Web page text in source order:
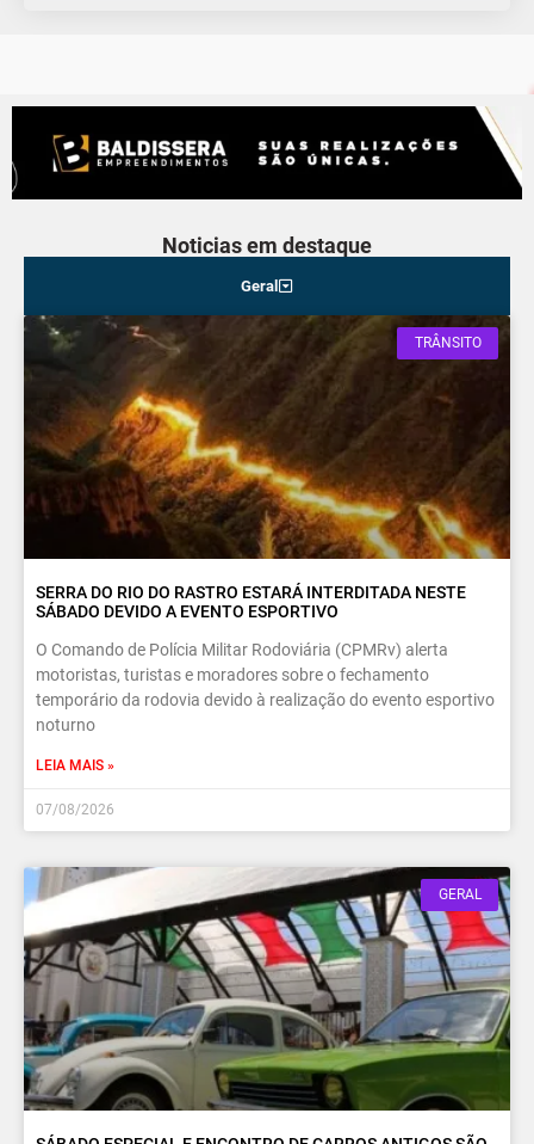
Noticias em destaque
Geral
TRÂNSITO
SERRA DO RIO DO RASTRO ESTARÁ INTERDITADA NESTE
SÁBADO DEVIDO A EVENTO ESPORTIVO
O Comando de Polícia Militar Rodoviária (CPMRv) alerta
motoristas, turistas e moradores sobre o fechamento
temporário da rodovia devido à realização do evento esportivo
noturno
LEIA MAIS »
07/08/2026
GERAL